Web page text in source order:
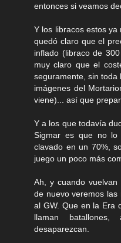
entonces si veamos
Y los libracos estos
quedó claro que el
inflado (libraco de
muy claro que el
seguramente, sin toda
imágenes del
viene)... así que
Y a los que todavía
Sigmar es que no
clavado en un 70%,
juego un poco más
Ah, y cuando
de nuevo veremos las
al GW. Que en la Era
llaman
desaparezcan.